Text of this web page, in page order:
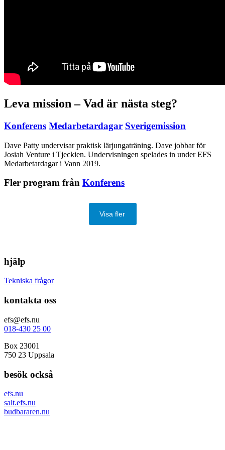
Leva mission – Vad är nästa steg?
Konferens Medarbetardagar Sverigemission
Dave Patty undervisar praktisk lärjungaträning. Dave jobbar för
Josiah Venture i Tjeckien. Undervisningen spelades in under EFS
Medarbetardagar i Vann 2019.
Fler program från Konferens
Visa fler
hjälp
Tekniska frågor
kontakta oss
efs@efs.nu
018-430 25 00
Box 23001
750 23 Uppsala
besök också
efs.nu
salt.efs.nu
budbararen.nu